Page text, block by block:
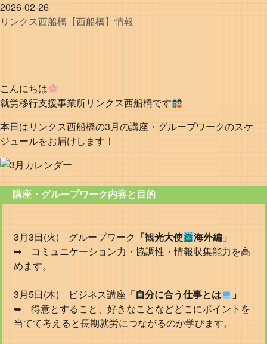
2026-02-26
リンクス西船橋 【西船橋】情報
こんにちは
就労移行支援事業所リンクス西船橋です
本日はリンクス西船橋の3月の講座・グループワークのスケ
ジュールをお届けします！
講座・グループワーク内容と目的
3月3日(火) グループワーク 「観光大使
海外編」
➥ コミュニケーション力・協調性・情報収集能力を高
めます。
3月5日(木) ビジネス講座 「自分に合う仕事とは
」
➥ 得意とすること、好きなことなどどこにポイントを
当てて考えると長期就労につながるのか学びます。